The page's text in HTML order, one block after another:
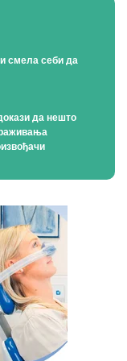
смела себи да
да нешто